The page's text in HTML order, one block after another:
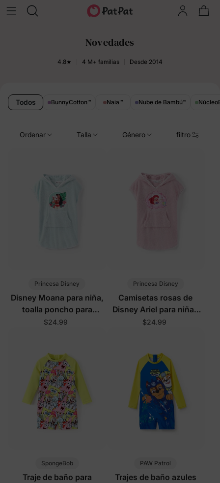
Novedades
4.8★ 4 M+ familias Desde 2014
Todos BunnyCotton™ Naia™ Nube de Bambú™
Ordenar Talla Género filtro
Princesa Disney
Disney Moana para niña,
toalla poncho para
bebé/niña, verde claro
$24.99
Princesa Disney
Camisetas rosas de
Disney Ariel para niñas
pequeñas/niños
$24.99
SpongeBob
Traje de baño para
PAW Patrol
Trajes de baño azules